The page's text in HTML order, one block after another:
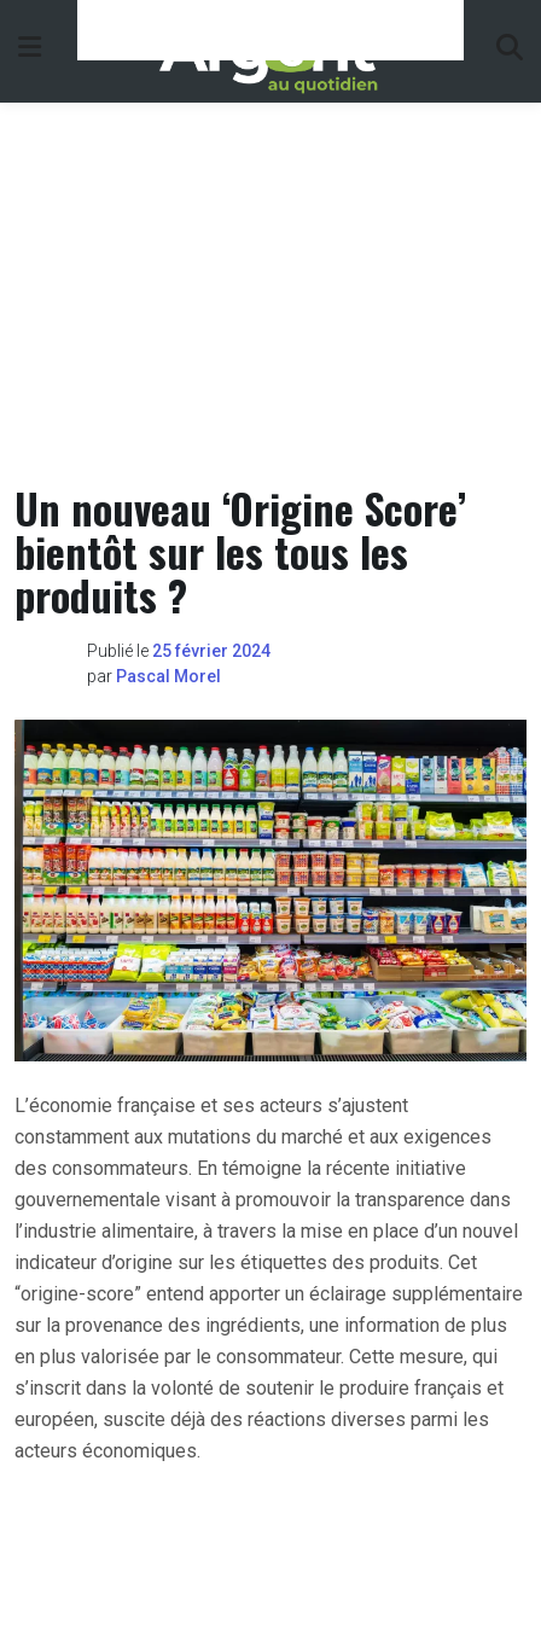
Un nouveau ‘Origine Score’
bientôt sur les tous les
produits ?
Publié le 25 février 2024
par Pascal Morel
L’économie française et ses acteurs s’ajustent
constamment aux mutations du marché et aux exigences
des consommateurs. En témoigne la récente initiative
gouvernementale visant à promouvoir la transparence dans
l’industrie alimentaire, à travers la mise en place d’un nouvel
indicateur d’origine sur les étiquettes des produits. Cet
“origine-score” entend apporter un éclairage supplémentaire
sur la provenance des ingrédients, une information de plus
en plus valorisée par le consommateur. Cette mesure, qui
s’inscrit dans la volonté de soutenir le produire français et
européen, suscite déjà des réactions diverses parmi les
acteurs économiques.